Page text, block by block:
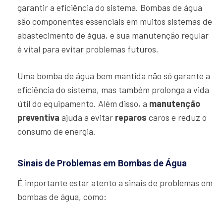
garantir a eficiência do sistema. Bombas de água
são componentes essenciais em muitos sistemas de
abastecimento de água, e sua manutenção regular
é vital para evitar problemas futuros.
Uma bomba de água bem mantida não só garante a
eficiência do sistema, mas também prolonga a vida
útil do equipamento. Além disso, a manutenção
preventiva ajuda a evitar reparos caros e reduz o
consumo de energia.
Sinais de Problemas em Bombas de Água
É importante estar atento a sinais de problemas em
bombas de água, como: